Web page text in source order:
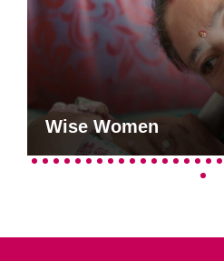
Wise Women